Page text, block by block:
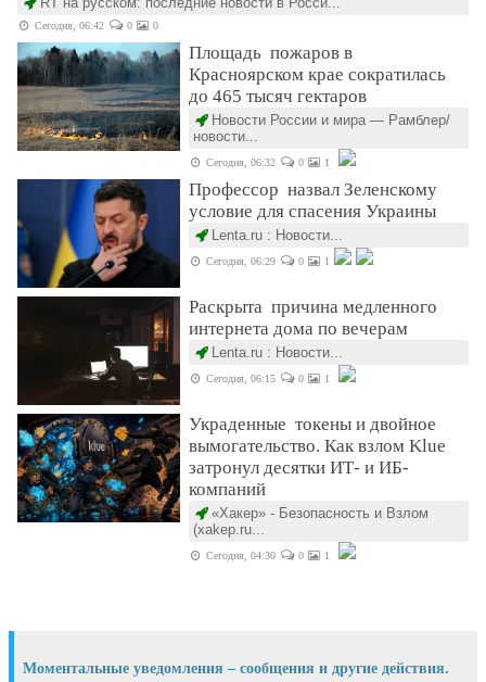
Сегодня, 06:42 0 0
Площадь пожаров в
Красноярском крае сократилась
до 465 тысяч гектаров
Новости России и мира — Рамблер/
новости...
Сегодня, 06:32 0 1
Профессор назвал Зеленскому
условие для спасения Украины
Lenta.ru : Новости...
Сегодня, 06:29 0 1
Раскрыта причина медленного
интернета дома по вечерам
Lenta.ru : Новости...
Сегодня, 06:15 0 1
Украденные токены и двойное
вымогательство. Как взлом Klue
затронул десятки ИТ- и ИБ-
компаний
«Хакер» - Безопасность и Взлом
(xakep.ru...
Сегодня, 04:30 0 1
Моментальные уведомления – сообщения и другие действия.